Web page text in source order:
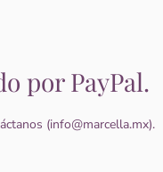
por PayPal.
(info@marcella.mx).